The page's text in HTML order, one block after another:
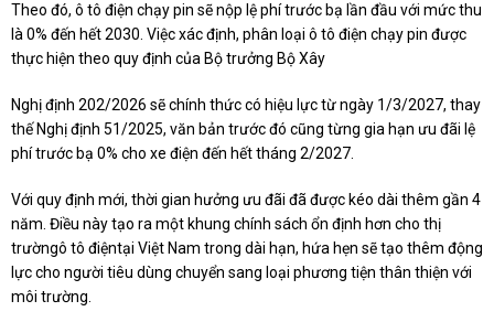
Theo đó, ô tô điện chạy pin sẽ nộp lệ phí trước bạ lần đầu với mức thu
là 0% đến hết 2030. Việc xác định, phân loại ô tô điện chạy pin được
thực hiện theo quy định của Bộ trưởng Bộ Xây
Nghị định 202/2026 sẽ chính thức có hiệu lực từ ngày 1/3/2027, thay
thế Nghị định 51/2025, văn bản trước đó cũng từng gia hạn ưu đãi lệ
phí trước bạ 0% cho xe điện đến hết tháng 2/2027.
Với quy định mới, thời gian hưởng ưu đãi đã được kéo dài thêm gần 4
năm. Điều này tạo ra một khung chính sách ổn định hơn cho thị
trườngô tô điệntại Việt Nam trong dài hạn, hứa hẹn sẽ tạo thêm động
lực cho người tiêu dùng chuyển sang loại phương tiện thân thiện với
môi trường.